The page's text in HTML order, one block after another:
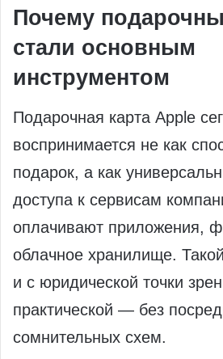
Почему
стали основным
инструментом
Подарочная карта Apple
воспринимается не как
подарок, а как
доступа к сервисам
оплачивают приложения,
облачное хранилище.
и с юридической точки
практической — без
сомнительных схем.